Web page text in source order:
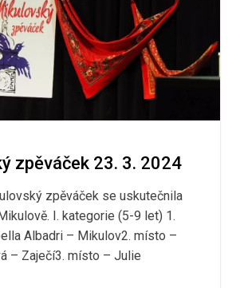
zpěváček 23. 3. 2024
zpěváček se uskutečnila
I. kategorie (5-9 let) 1.
Albadri – Mikulov2. místo –
– Zaječí3. místo – Julie